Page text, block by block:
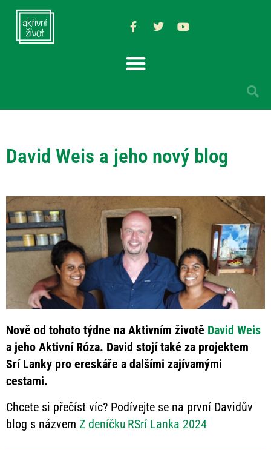
David Weis a jeho nový blog
Nově od tohoto týdne na Aktivním životě David Weis
a jeho Aktivní Róza. David stojí také za projektem
Srí Lanky pro ereskáře a dalšími zajívamými
cestami.
Chcete si přečíst víc? Podívejte se na první Davidův
blog s názvem Z deníčku RSrí Lanka 2024